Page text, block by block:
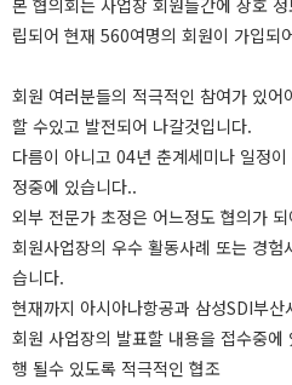
본 협의회는 사업장 회원들간에 상호
립되어 현재 560여명의 회원이 가입되
회원 여러분들의 적극적인 참여가 있어
할 수있고 발전되어 나갈것입니다.
다름이 아니고 04년 춘계세미나 일정
정중에 있습니다..
외부 전문가 초정은 어느정도 협의가
회원사업장의 우수 활동사례 또는 경
습니다.
현재까지 아시아나항공과 삼성SDI부
회원 사업장의 발표할 내용을 접수중에
행 될수 있도록 적극적인 협조